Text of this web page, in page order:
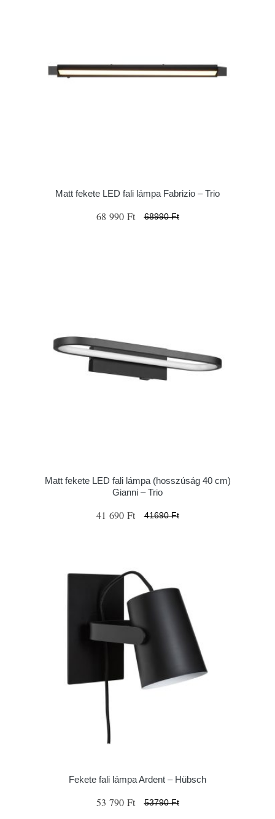
Matt fekete LED fali lámpa Fabrizio – Trio
68 990 Ft 68990 Ft
Matt fekete LED fali lámpa (hosszúság 40 cm)
Gianni – Trio
41 690 Ft 41690 Ft
Fekete fali lámpa Ardent – Hübsch
53 790 Ft 53790 Ft